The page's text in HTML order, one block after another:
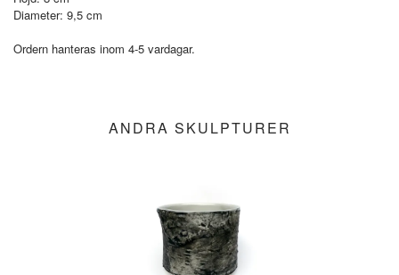
Diameter: 9,5 cm
Ordern hanteras inom 4-5 vardagar.
ANDRA SKULPTURER